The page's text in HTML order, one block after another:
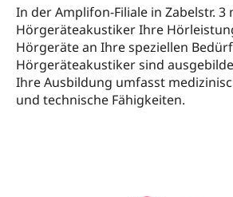
In der Amplifon-Filiale in Zabelstr. 3
Hörgeräteakustiker Ihre
Hörgeräte an Ihre speziellen
Hörgeräteakustiker sind
Ihre Ausbildung umfasst
und technische Fähigkeiten.